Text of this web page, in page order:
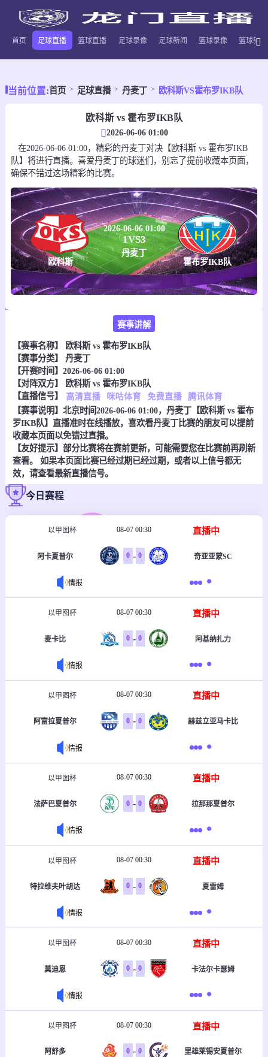
首页 足球直播 篮球直播 足球录像 足球新闻 篮球录像 篮球新闻
当前位置:首页 足球直播 丹麦丁 欧科斯VS霍布罗IKB队
欧科斯 vs 霍布罗IKB队
2026-06-06 01:00
在2026-06-06 01:00，精彩的丹麦丁对决【欧科斯 vs 霍布罗IKB
队】将进行直播。喜爱丹麦丁的球迷们，别忘了提前收藏本页面，
确保不错过这场精彩的比赛。
欧科斯
2026-06-06 01:00
1VS3
丹麦丁
霍布罗IKB队
赛事讲解
【赛事名称】
欧科斯 vs 霍布罗IKB队
【赛事分类】 丹麦丁
【开赛时间】2026-06-06 01:00
【对阵双方】
欧科斯 vs 霍布罗IKB队
【直播信号】
高清直播 咪咕体育 免费直播 腾讯体育
【赛事说明】北京时间2026-06-06 01:00，丹麦丁【欧科斯 vs 霍布
罗IKB队】直播准时在线播放，喜欢看丹麦丁比赛的朋友可以提前
收藏本页面以免错过直播。
【友好提示】部分比赛将在赛前更新，可能需要您在比赛前再刷新
查看。 如果本页面比赛已经过期已经过期，或者以上信号都无
效，请查看最新直播信号。
今日赛程
以甲图杯 08-07 00:30 直播中
阿卡夏普尔 0 - 0 奇亚亚蒙SC
情报
以甲图杯 08-07 00:30 直播中
麦卡比 0 - 0 阿基纳扎力
情报
以甲图杯 08-07 00:30 直播中
阿富拉夏普尔 0 - 0 赫兹立亚马卡比
情报
以甲图杯 08-07 00:30 直播中
法萨巴夏普尔 0 - 0 拉那那夏普尔
情报
以甲图杯 08-07 00:30 直播中
特拉维夫叶胡达 0 - 0 夏雷姆
情报
以甲图杯 08-07 00:30 直播中
莫迪恩 0 - 0 卡法尔卡瑟姆
情报
以甲图杯 08-07 00:30 直播中
阿舒多 0 - 0 里雄莱锡安夏普尔